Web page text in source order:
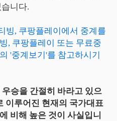
니다.
빙, 쿠팡플레이에서 중계를
, 쿠팡플레이 또는 무료중
'중계보기'를 참고하시기
승을 간절히 바라고 있으
이루어진 현재의 국가대표
비해 높은 것이 사실입니